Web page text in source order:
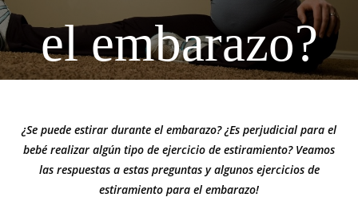
el embarazo?
¿Se puede estirar durante el embarazo? ¿Es perjudicial para el
bebé realizar algún tipo de ejercicio de estiramiento? Veamos
las respuestas a estas preguntas y algunos ejercicios de
estiramiento para el embarazo!